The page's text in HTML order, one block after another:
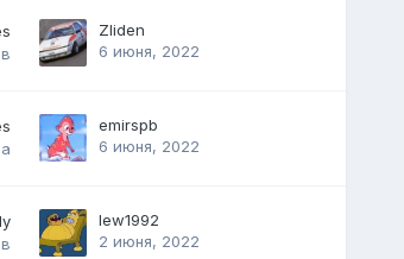
Zliden
6 июня, 2022
emirspb
6 июня, 2022
lew1992
2 июня, 2022